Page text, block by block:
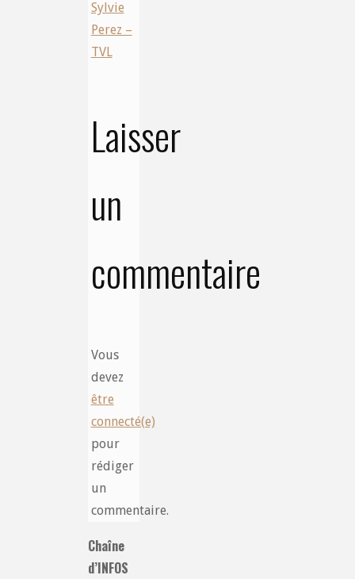
Sylvie
Perez –
TVL
Laisser
un
commentaire
Vous
devez
être
connecté(e)
pour
rédiger
un
commentaire.
Chaîne
d’INFOS